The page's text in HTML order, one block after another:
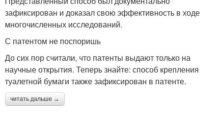
зафиксирован и доказал свою эффективность в ходе
многочисленных исследований.
С патентом не поспоришь
До сих пор считали, что патенты выдают только на
научные открытия. Теперь знайте: способ крепления
туалетной бумаги также зафиксирован в патенте.
читать дальше →